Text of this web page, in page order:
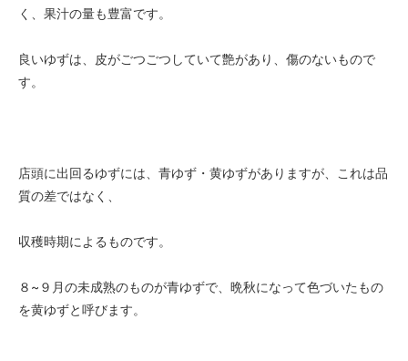
く、果汁の量も豊富です。
良いゆずは、皮がごつごつしていて艶があり、傷のないもので
す。
店頭に出回るゆずには、青ゆず・黄ゆずがありますが、これは品
質の差ではなく、
収穫時期によるものです。
８~９月の未成熟のものが青ゆずで、晩秋になって色づいたもの
を黄ゆずと呼びます。